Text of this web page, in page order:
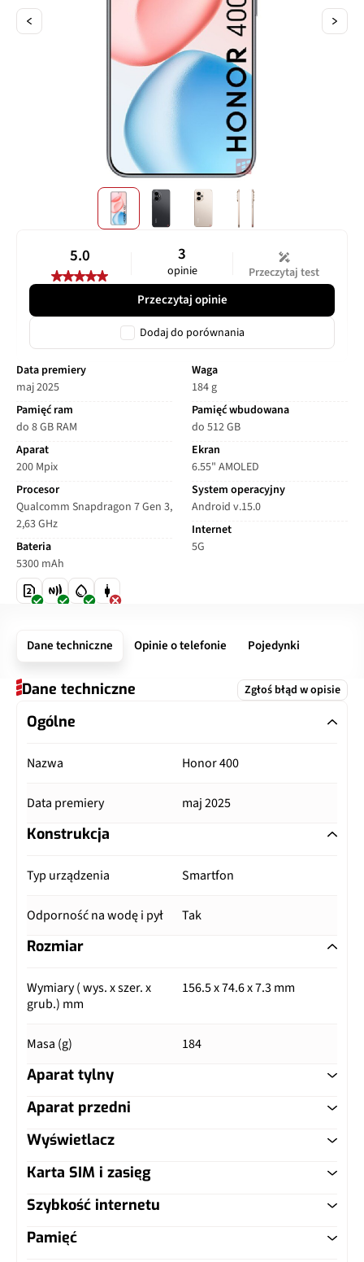
5.0 3
opinie Przeczytaj test
Przeczytaj opinie
Dodaj do porównania
Data premiery
maj 2025
Pamięć ram
do 8 GB RAM
Aparat
200 Mpix
Procesor
Qualcomm Snapdragon 7 Gen 3,
2,63 GHz
Bateria
5300 mAh
Waga
184 g
Pamięć wbudowana
do 512 GB
Ekran
6.55" AMOLED
System operacyjny
Android v.15.0
Internet
5G
Dane techniczne Opinie o telefonie Pojedynki
Dane techniczne Zgłoś błąd w opisie
Ogólne
Nazwa Honor 400
Data premiery maj 2025
Konstrukcja
Typ urządzenia Smartfon
Odporność na wodę i pył Tak
Rozmiar
Wymiary ( wys. x szer. x
grub.) mm
156.5 x 74.6 x 7.3 mm
Masa (g) 184
Aparat tylny
Główny aparat
Autofocus
Matryca
Aparat przedni
Główny aparat
Lampa błyskowa
Wyświetlacz
Typ ekranu
Karta SIM i zasięg
Typ karty SIM
Szybkość internetu
LTE
Pamięć